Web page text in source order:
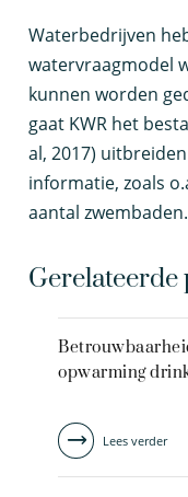
Waterbedrijven
watervraagmodel
kunnen worden
gaat KWR het
al, 2017)
informatie, zoals
aantal zwembaden.
opwarming
Lees verder